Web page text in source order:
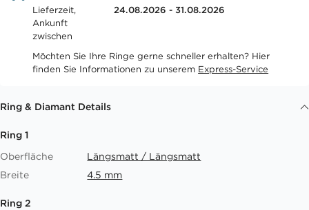
Lieferzeit,
Ankunft
zwischen
24.08.2026 - 31.08.2026
Möchten Sie Ihre Ringe gerne schneller erhalten? Hier
finden Sie Informationen zu unserem Express-Service
Ring & Diamant Details
Ring 1
Oberfläche
Längsmatt / Längsmatt
Breite
4.5 mm
Ring 2